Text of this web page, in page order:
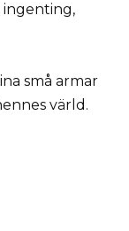
ingenting,
små armar
värld.